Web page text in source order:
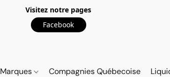
Visitez notre pages
Facebook
Marques Compagnies Québecoise